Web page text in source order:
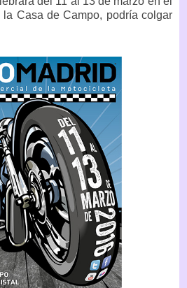
Casa de Campo, podría colgar